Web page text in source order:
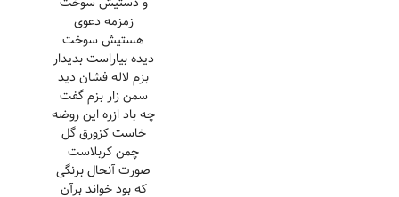
زمزمه دعوی
هستیش سوخت
دیده بیاراست بدیدار
بزم لاله فشان دید
سمن زار بزم گفت
چه باد ازره این روضه
خاست کزورق گل
چمن کربلاست
صورت آنحال برنگی
که بود خواند برآن